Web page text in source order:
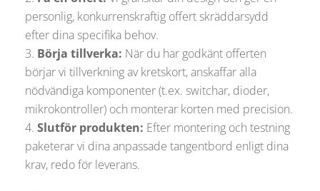
personlig, konkurrenskraftig offert skräddarsydd
efter dina specifika behov.
Börja tillverka: När du har godkänt offerten
börjar vi tillverkning av kretskort, anskaffar alla
nödvändiga komponenter (t.ex. switchar, dioder,
mikrokontroller) och monterar korten med precision.
Slutför produkten: Efter montering och testning
paketerar vi dina anpassade tangentbord enligt dina
krav, redo för leverans.